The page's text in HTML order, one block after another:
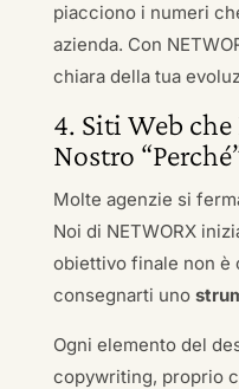
piacciono i numeri
azienda. Con
chiara della tua
4. Siti Web
Nostro
Molte agenzie si
Noi di NETWORX
obiettivo finale non è
consegnarti uno
Ogni elemento del
copywriting, proprio